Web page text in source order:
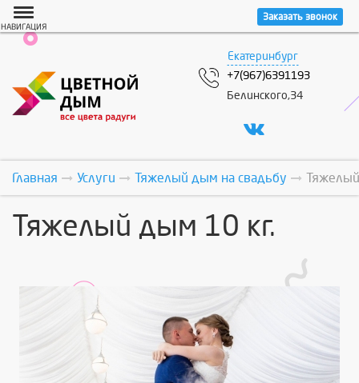
Заказать звонок
НАВИГАЦИЯ
Екатеринбург
+7(967)6391193
Белинского,34
Главная Услуги Тяжелый дым на свадьбу
Тяжелый дым 10 кг.